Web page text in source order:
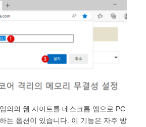
의의 웹 사이트를 데스크톱 앱으로 PC
는 옵션이 있습니다. 이 기능은 자주 방